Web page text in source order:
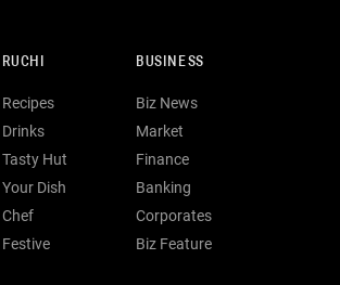
RUCHI
Recipes
Drinks
Tasty Hut
Your Dish
Chef
Festive
BUSINESS
Biz News
Market
Finance
Banking
Corporates
Biz Feature